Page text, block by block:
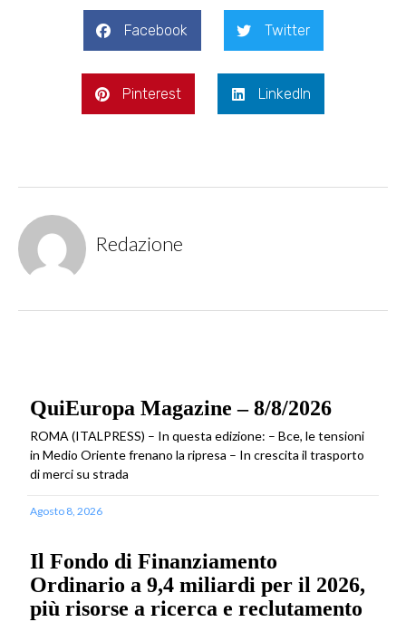
Facebook Twitter
Pinterest LinkedIn
Redazione
QuiEuropa Magazine – 8/8/2026
ROMA (ITALPRESS) – In questa edizione: – Bce, le tensioni
in Medio Oriente frenano la ripresa – In crescita il trasporto
di merci su strada
Agosto 8, 2026
Il Fondo di Finanziamento
Ordinario a 9,4 miliardi per il 2026,
più risorse a ricerca e reclutamento